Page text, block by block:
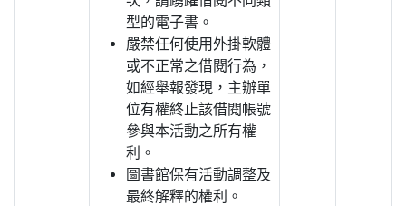
型的電子書。
嚴禁任何使用外掛軟體
或不正常之借閱行為，
如經舉報發現，主辦單
位有權終止該借閱帳號
參與本活動之所有權
利。
圖書館保有活動調整及
最終解釋的權利。